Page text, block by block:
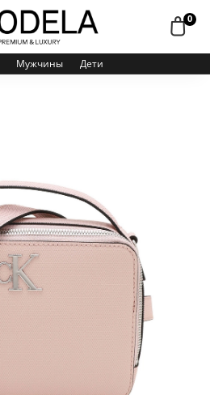
0
Мужчины Дети